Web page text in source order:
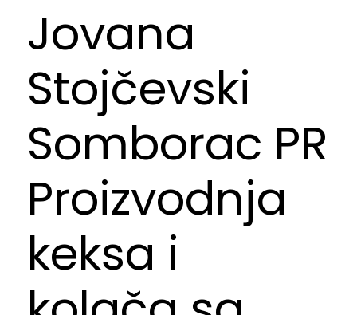
Jovana
Stojčevski
Somborac PR
Proizvodnja
keksa i